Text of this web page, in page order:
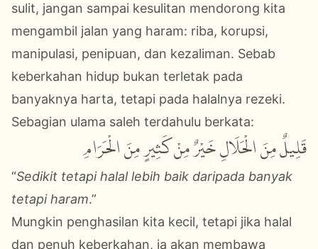
sulit, jangan sampai kesulitan mendorong kita
mengambil jalan yang haram: riba, korupsi,
manipulasi, penipuan, dan kezaliman. Sebab
keberkahan hidup bukan terletak pada
banyaknya harta, tetapi pada halalnya rezeki.
Sebagian ulama saleh terdahulu berkata:
قَلِيلٌ مِنَ الْحَلَالِ خَيْرٌ مِنْ كَثِيرٍ مِنَ الْحَرَامِ
“Sedikit tetapi halal lebih baik daripada banyak
tetapi haram.”
Mungkin penghasilan kita kecil, tetapi jika halal
dan penuh keberkahan, ia akan membawa